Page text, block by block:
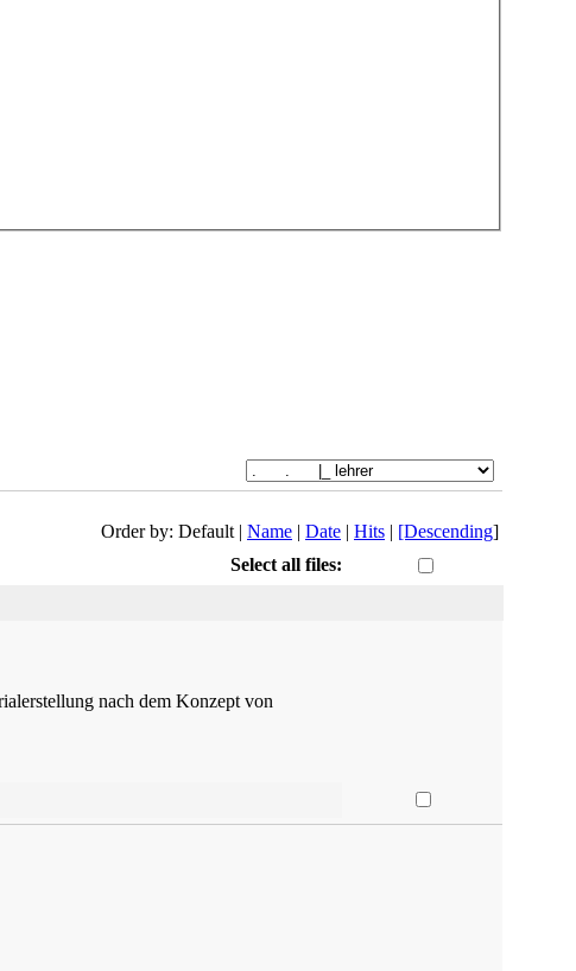
Order by: Default | Name | Date | Hits | [Descending]
Select all files:
nach dem Konzept von